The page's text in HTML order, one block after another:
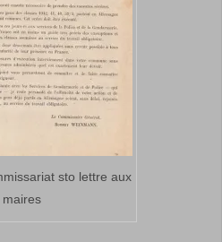
sto lettre aux
maires